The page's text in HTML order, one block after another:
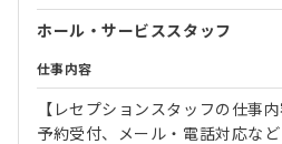
ホール・サービススタッフ
仕事内容
【レセプションスタッフの仕事内
予約受付、メール・電話対応な